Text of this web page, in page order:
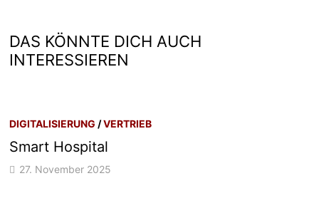
DAS KÖNNTE DICH AUCH
INTERESSIEREN
DIGITALISIERUNG /VERTRIEB
Smart Hospital
27. November 2025